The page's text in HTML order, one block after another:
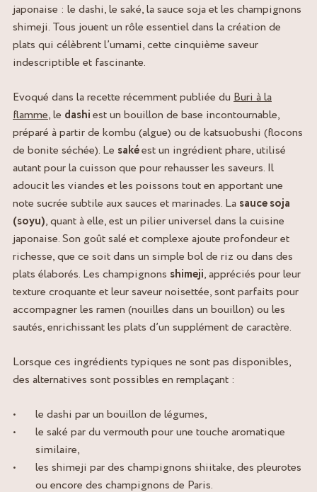
japonaise : le dashi, le saké, la sauce soja et les champignons
shimeji. Tous jouent un rôle essentiel dans la création de
plats qui célèbrent l’umami, cette cinquième saveur
indescriptible et fascinante.
Evoqué dans la recette récemment publiée du Buri à la
flamme, le dashiest un bouillon de base incontournable,
préparé à partir de kombu (algue) ou de katsuobushi (flocons
de bonite séchée). Le sakéest un ingrédient phare, utilisé
autant pour la cuisson que pour rehausser les saveurs. Il
adoucit les viandes et les poissons tout en apportant une
note sucrée subtile aux sauces et marinades. La sauce soja
(soyu), quant à elle, est un pilier universel dans la cuisine
japonaise. Son goût salé et complexe ajoute profondeur et
richesse, que ce soit dans un simple bol de riz ou dans des
plats élaborés. Les champignons shimeji, appréciés pour leur
texture croquante et leur saveur noisettée, sont parfaits pour
accompagner les ramen (nouilles dans un bouillon) ou les
sautés, enrichissant les plats d’un supplément de caractère.
Lorsque ces ingrédients typiques ne sont pas disponibles,
des alternatives sont possibles en remplaçant :
le dashi par un bouillon de légumes,
le saké par du vermouth pour une touche aromatique
similaire,
les shimeji par des champignons shiitake, des pleurotes
ou encore des champignons de Paris.